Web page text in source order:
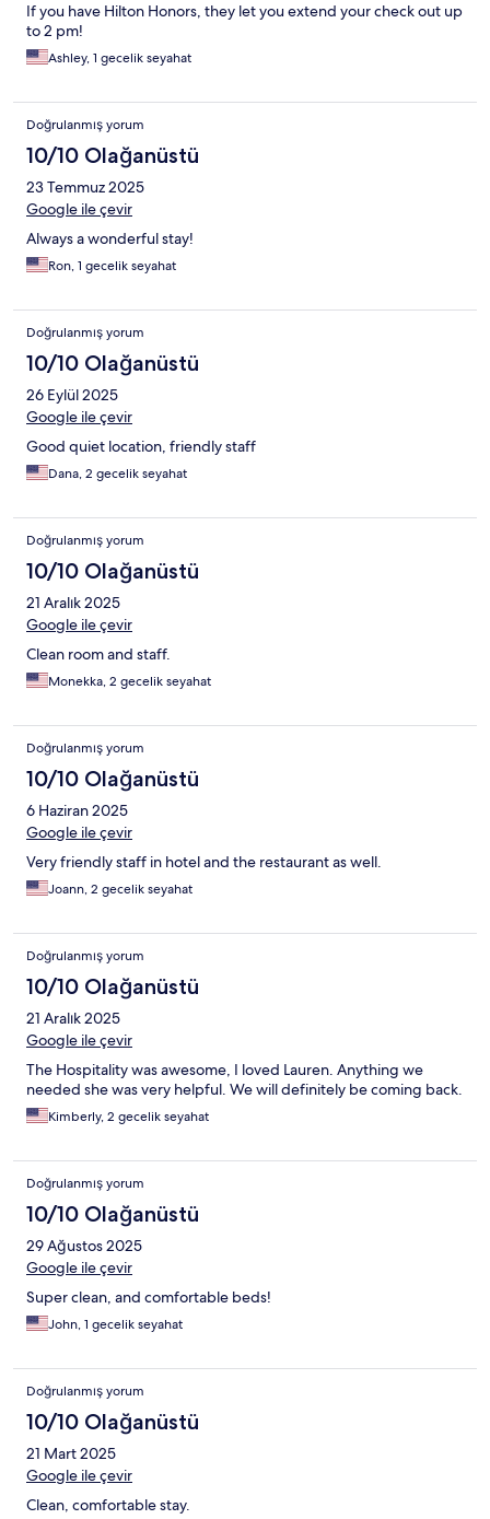
If you have Hilton Honors, they let you extend your check out up
to 2 pm!
Ashley, 1 gecelik seyahat
Doğrulanmış yorum
10/10 Olağanüstü
23 Temmuz 2025
Google ile çevir
Always a wonderful stay!
Ron, 1 gecelik seyahat
Doğrulanmış yorum
10/10 Olağanüstü
26 Eylül 2025
Google ile çevir
Good quiet location, friendly staff
Dana, 2 gecelik seyahat
Doğrulanmış yorum
10/10 Olağanüstü
21 Aralık 2025
Google ile çevir
Clean room and staff.
Monekka, 2 gecelik seyahat
Doğrulanmış yorum
10/10 Olağanüstü
6 Haziran 2025
Google ile çevir
Very friendly staff in hotel and the restaurant as well.
Joann, 2 gecelik seyahat
Doğrulanmış yorum
10/10 Olağanüstü
21 Aralık 2025
Google ile çevir
The Hospitality was awesome, I loved Lauren. Anything we
needed she was very helpful. We will definitely be coming back.
Kimberly, 2 gecelik seyahat
Doğrulanmış yorum
10/10 Olağanüstü
29 Ağustos 2025
Google ile çevir
Super clean, and comfortable beds!
John, 1 gecelik seyahat
Doğrulanmış yorum
10/10 Olağanüstü
21 Mart 2025
Google ile çevir
Clean, comfortable stay.